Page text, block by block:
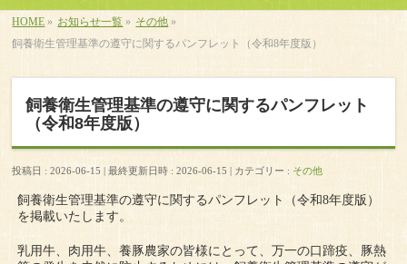
HOME » お知らせ一覧 » その他 »
飼養衛生管理基準の遵守に関するパンフレット（令和8年度版）
飼養衛生管理基準の遵守に関するパンフレット
（令和8年度版）
投稿日 : 2026-06-15 最終更新日時 : 2026-06-15 カテゴリー : その他
飼養衛生管理基準の遵守に関するパンフレット（令和8年度版）
を掲載いたします。
乳用牛、肉用牛、養豚農家の皆様にとって、万一の口蹄疫、豚熱